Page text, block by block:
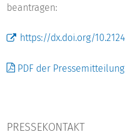
beantragen:
https://dx.doi.org/
PDF der Pressemitteilung
PRESSEKONTAKT